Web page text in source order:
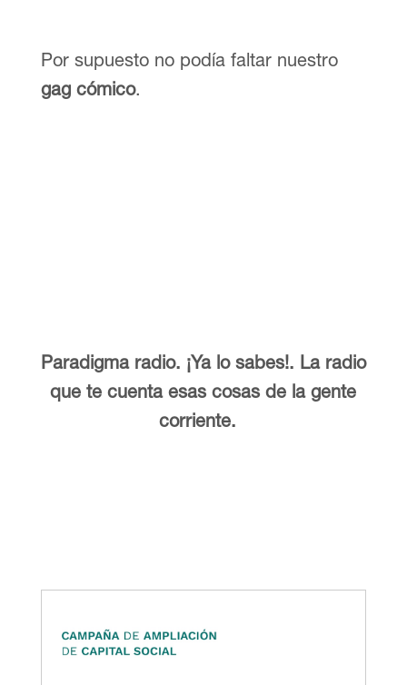
Por supuesto no podía faltar nuestro
gag cómico.
Paradigma radio. ¡Ya lo sabes!. La radio
que te cuenta esas cosas de la gente
corriente.